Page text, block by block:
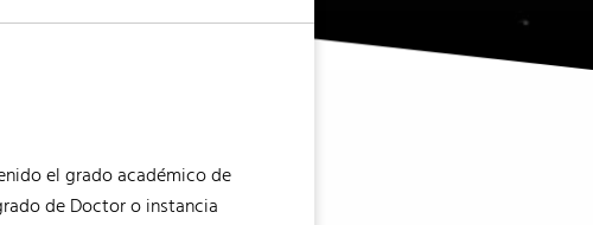
el grado académico de
de Doctor o instancia